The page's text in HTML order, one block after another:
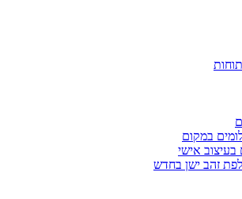
במקום
אישי
זהב ישן בחדש